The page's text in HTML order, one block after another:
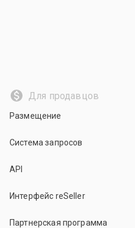
Для продавцов
Размещение
Система запросов
API
Интерфейс reSeller
Партнерская программа